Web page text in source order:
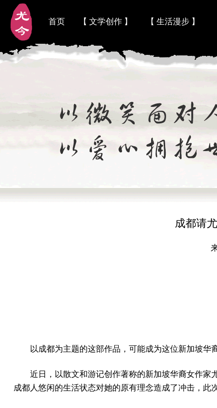
首页 【 文学创作 】 【 生活漫步 】
成都请
以成都为主题的这部作品，可能成为这位新加坡华
近日，以散文和游记创作著称的新加坡华裔女作家
成都人悠闲的生活状态对她的原有理念造成了冲击，此